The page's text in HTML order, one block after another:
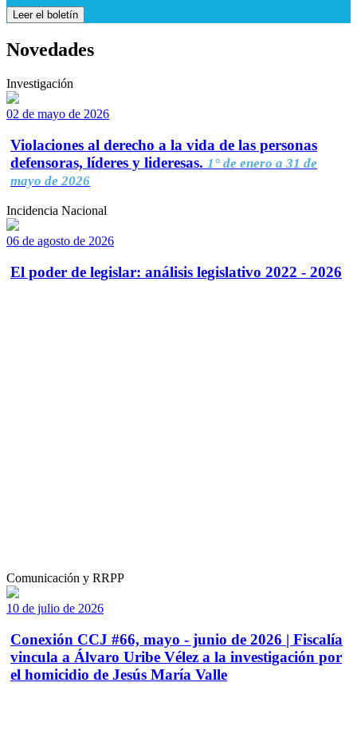
Leer el boletín
Novedades
Investigación
02 de mayo de 2026
Violaciones al derecho a la vida de las personas
defensoras, líderes y lideresas. 1° de enero a 31 de
mayo de 2026
Incidencia Nacional
06 de agosto de 2026
El poder de legislar: análisis legislativo 2022 - 2026
Comunicación y RRPP
10 de julio de 2026
Conexión CCJ #66, mayo - junio de 2026 | Fiscalía
vincula a Álvaro Uribe Vélez a la investigación por
el homicidio de Jesús María Valle